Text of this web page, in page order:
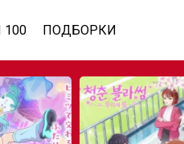
100 ПОДБОРКИ